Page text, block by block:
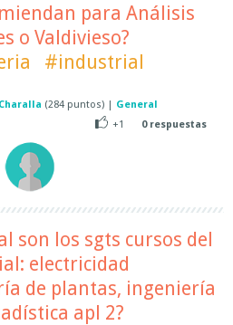
para Análisis
o Valdivieso?
#industrial
(284 puntos) | General
+1
0respuestas
son los sgts cursos del
electricidad
de plantas, ingeniería
apl 2?